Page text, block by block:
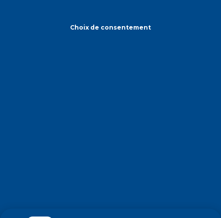
Choix de consentement